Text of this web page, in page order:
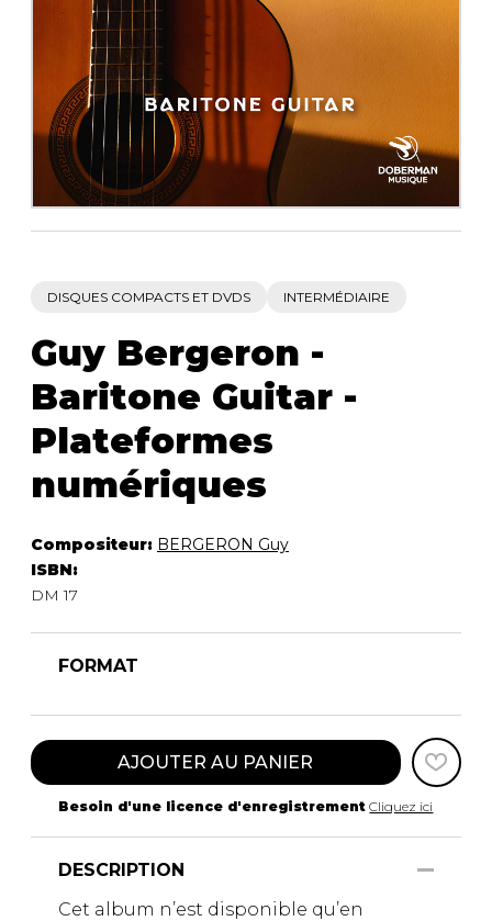
AUTRES PRODUITS
DISQUES COMPACTS ET DVDS INTERMÉDIAIRE
Guy Bergeron -
Baritone Guitar -
Plateformes
numériques
Compositeur: BERGERON Guy
ISBN:
DM 17
FORMAT
AJOUTER AU PANIER
Besoin d'une licence d'enregistrement Cliquez ici
DESCRIPTION
Cet album n’est disponible qu’en